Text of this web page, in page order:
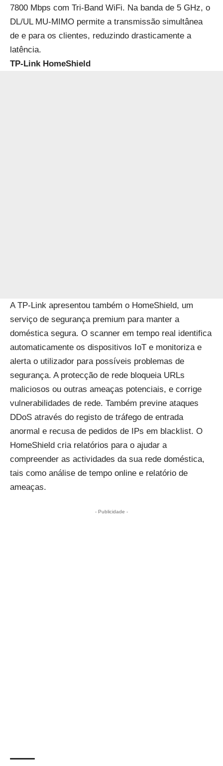
7800 Mbps com Tri-Band WiFi. Na banda de 5 GHz, o
DL/UL MU-MIMO permite a transmissão simultânea
de e para os clientes, reduzindo drasticamente a
latência.
TP-Link HomeShield
A TP-Link apresentou também o HomeShield, um
serviço de segurança premium para manter a
doméstica segura. O scanner em tempo real identifica
automaticamente os dispositivos IoT e monitoriza e
alerta o utilizador para possíveis problemas de
segurança. A protecção de rede bloqueia URLs
maliciosos ou outras ameaças potenciais, e corrige
vulnerabilidades de rede. Também previne ataques
DDoS através do registo de tráfego de entrada
anormal e recusa de pedidos de IPs em blacklist. O
HomeShield cria relatórios para o ajudar a
compreender as actividades da sua rede doméstica,
tais como análise de tempo online e relatório de
ameaças.
- Publicidade -